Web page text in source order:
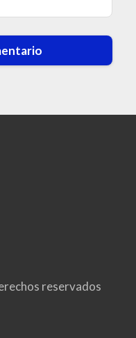
reservados